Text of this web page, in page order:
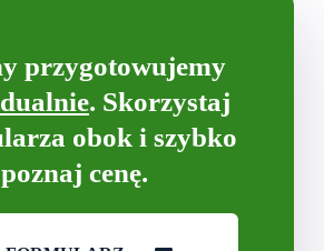
przygotowujemy
. Skorzystaj
obok i szybko
poznaj cenę.